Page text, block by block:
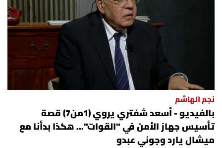
نجم الهاشم
بالفيديو - أسعد شفتري يروي (1من7) قصة
تأسيس جهاز الأمن في "القوات"... هكذا بدأنا مع
ميشال يارد وجوني عبدو